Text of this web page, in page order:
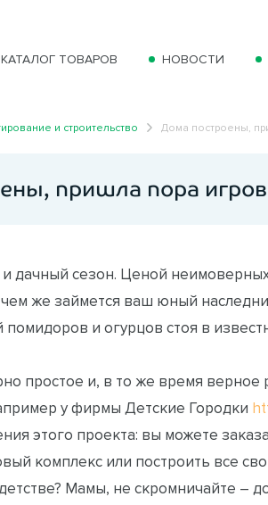
КАТАЛОГ ТОВАРОВ НОВОСТИ
и строительство Дома построены,
пришла пора
дачный сезон. Ценой
же займется ваш юный
помидоров и огурцов стоя в
простое и, в то же время
у фирмы Детские Городки
этого проекта: вы можете
комплекс или построить все
Мамы, не скромничайте –